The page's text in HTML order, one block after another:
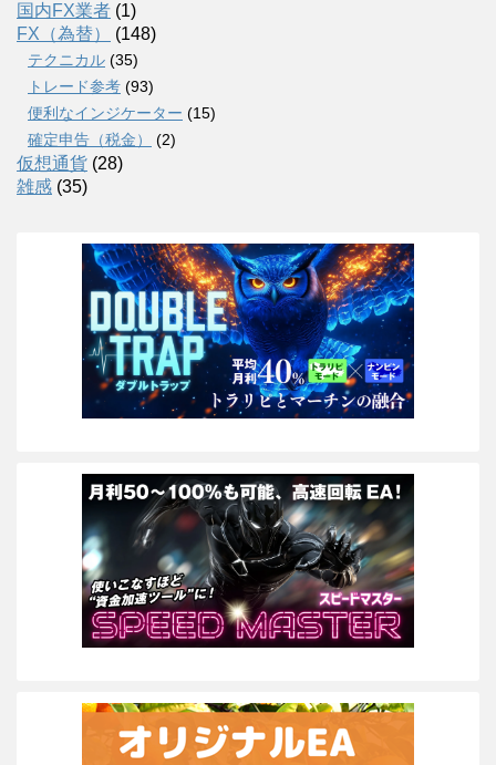
国内FX業者 (1)
FX（為替）
(148)
テクニカル (35)
トレード参考 (93)
便利なインジケーター (15)
確定申告（税金）
(2)
仮想通貨 (28)
雑感 (35)